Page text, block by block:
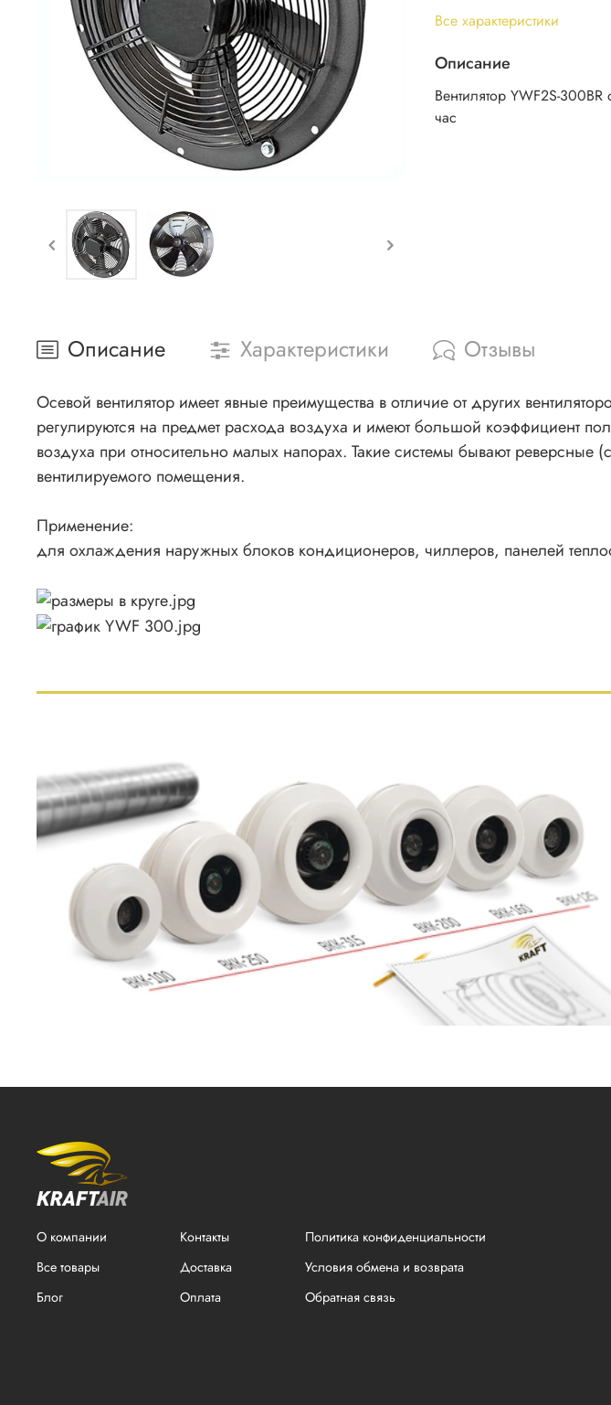
Все характеристики
Описание
Вентилятор YWF2S-
час
Описание Характеристики Отзывы
Осевой вентилятор имеет явные преимущества в отличие от других
регулируются на предмет расхода воздуха и имеют большой коэффициент
воздуха при относительно малых напорах. Такие системы бывают реверсные
вентилируемого помещения.
Применение:
для охлаждения наружных блоков кондиционеров, чиллеров, панелей
О компании
Все товары
Блог
Контакты
Доставка
Оплата
Политика конфиденциальности
Условия обмена и возврата
Обратная связь